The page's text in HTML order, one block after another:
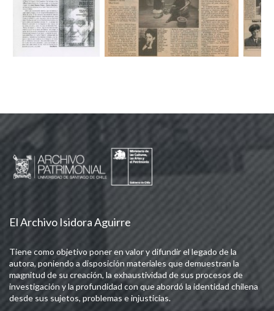
El Archivo Isidora Aguirre
Tiene como objetivo poner en valor y difundir el legado de la
autora, poniendo a disposición materiales que demuestran la
magnitud de su creación, la exhaustividad de sus procesos de
investigación y la profundidad con que abordó la identidad chilena
desde sus sujetos, problemas e injusticias.